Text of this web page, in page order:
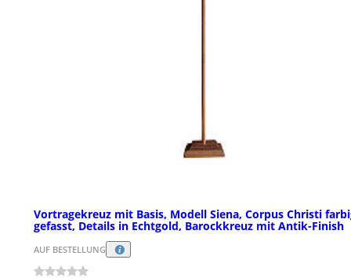
Vortragekreuz mit Basis, Modell Siena, Corpus Christi
gefasst, Details in Echtgold, Barockkreuz mit Antik-Finish
AUF BESTELLUNG